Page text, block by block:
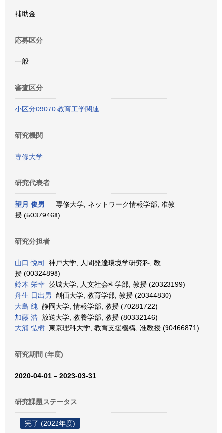
補助金
応募区分
一般
審査区分
小区分09070:教育工学関連
研究機関
専修大学
研究代表者
望月 俊男
専修大学, ネットワーク情報学部, 准教
授 (50379468)
研究分担者
山口 悦司
神戸大学, 人間発達環境学研究科, 教
授 (00324898)
鈴木 栄幸 茨城大学, 人文社会科学部, 教授 (20323199)
舟生 日出男
創価大学, 教育学部, 教授 (20344830)
大島 純 静岡大学, 情報学部, 教授 (70281722)
加藤 浩 放送大学, 教養学部, 教授 (80332146)
大浦 弘樹 東京理科大学, 教育支援機構, 准教授 (90466871)
研究期間 (年度)
2020-04-01 – 2023-03-31
研究課題ステータス
完了 (2022年度)